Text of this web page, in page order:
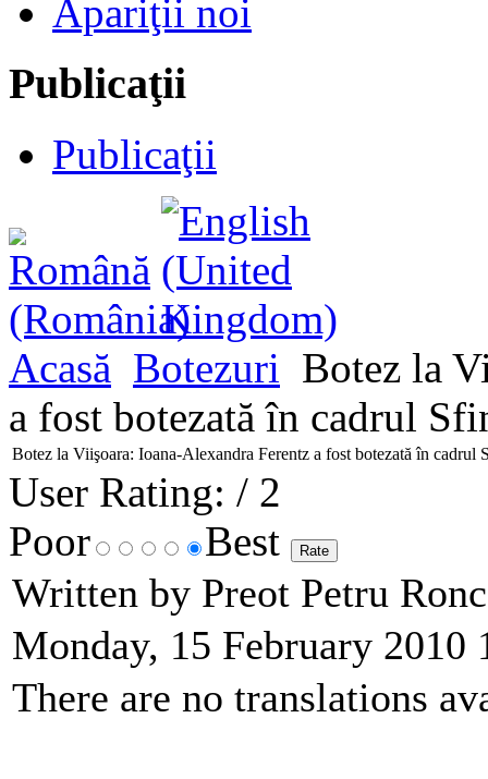
Apariţii noi
Publicaţii
Publicaţii
Acasă Botezuri Botez la
a fost botezată în cadrul
Botez la Viişoara: Ioana-Alexandra Ferentz a fost botezată în cadrul
User Rating: / 2
Poor
Best
Written by Preot Petru
Monday, 15 February 2010
There are no translations